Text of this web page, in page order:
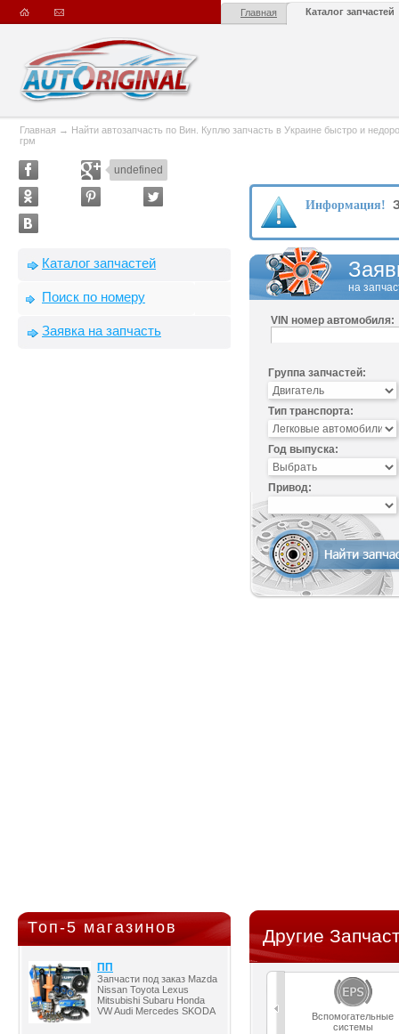
Главная Каталог запчастей
Главная → Найти автозапчасть по Вин. Куплю запчасть в Украине быстро и
грм
undefined
Каталог запчастей
Поиск по номеру
Заявка на запчасть
Топ-5 магазинов
ПП
Запчасти под заказ Mazda
Nissan Toyota Lexus
Mitsubishi Subaru Honda
VW Audi Mercedes SKODA
Информация!
на
VIN номер автомобиля:
Группа запчастей:
Тип транспорта:
Год выпуска:
Привод:
Другие
Вспомогательные
системы